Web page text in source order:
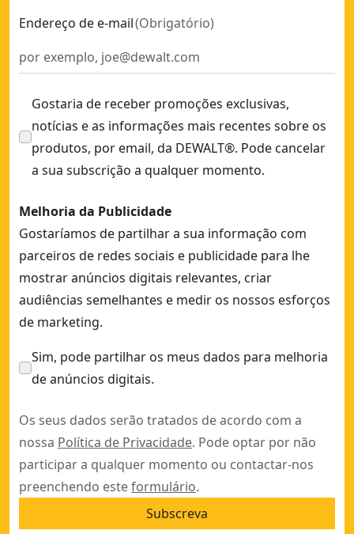
Endereço de e-mail(Obrigatório)
Gostaria de receber promoções exclusivas,
notícias e as informações mais recentes sobre os
produtos, por email, da DEWALT®. Pode cancelar
a sua subscrição a qualquer momento.
Melhoria da Publicidade
Gostaríamos de partilhar a sua informação com
parceiros de redes sociais e publicidade para lhe
mostrar anúncios digitais relevantes, criar
audiências semelhantes e medir os nossos esforços
de marketing.
Sim, pode partilhar os meus dados para melhoria
de anúncios digitais.
Os seus dados serão tratados de acordo com a
nossa Política de Privacidade. Pode optar por não
participar a qualquer momento ou contactar-nos
preenchendo esteformulário.
Subscreva